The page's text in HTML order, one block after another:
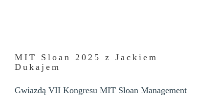
MIT Sloan 2025 z Jackiem
Dukajem
Gwiazdą VII Kongresu MIT Sloan Management